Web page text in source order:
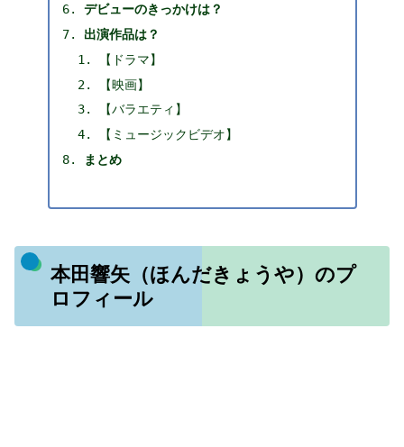
デビューのきっかけは？
出演作品は？
【ドラマ】
【映画】
【バラエティ】
【ミュージックビデオ】
まとめ
本田響矢（ほんだきょうや）のプ
ロフィール